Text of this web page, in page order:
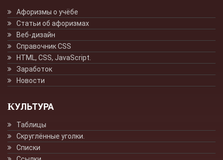
Афоризмы о учёбе
Статьи об афоризмах
Веб-дизайн
Справочник CSS
HTML, CSS, JavaScript.
Заработок
Новости
КУЛЬТУРА
Таблицы
Скруглённые уголки.
Списки